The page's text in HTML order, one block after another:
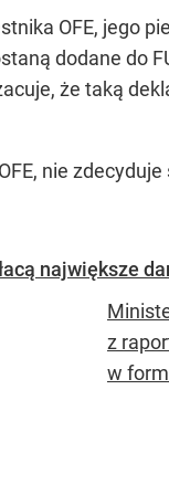
OFE, jego
dodane do
że taką
nie
największe
z
w